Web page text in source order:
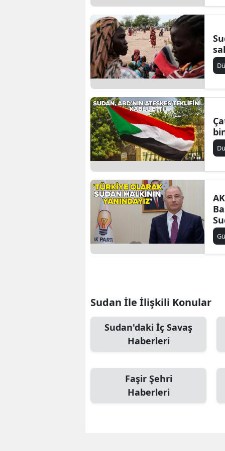
Sudan İle İlişkili Konular
Sudan'daki İç Savaş
Haberleri
Faşir Şehri
Haberleri